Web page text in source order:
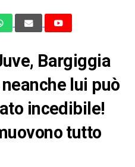
Bargiggia
lui può
incedibile!
tutto